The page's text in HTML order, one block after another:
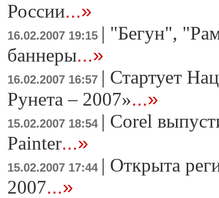
России...»
16.02.2007 19:15 | "Бегун",
баннеры...»
16.02.2007 16:57 | Стартует
Рунета – 2007»...»
15.02.2007 18:54 | Corel
Painter...»
15.02.2007 17:44 | Открыта
2007...»